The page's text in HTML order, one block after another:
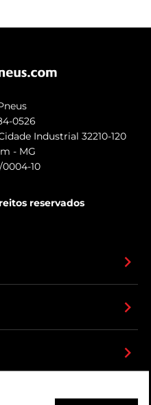
0526
Industrial 32210-120
- MG
0004-10
reservados